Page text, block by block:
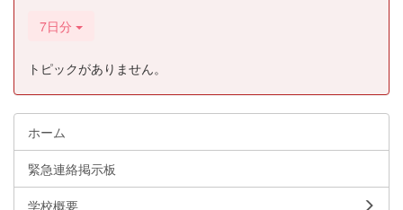
7日分
トピックがありません。
ホーム
緊急連絡掲示板
学校概要